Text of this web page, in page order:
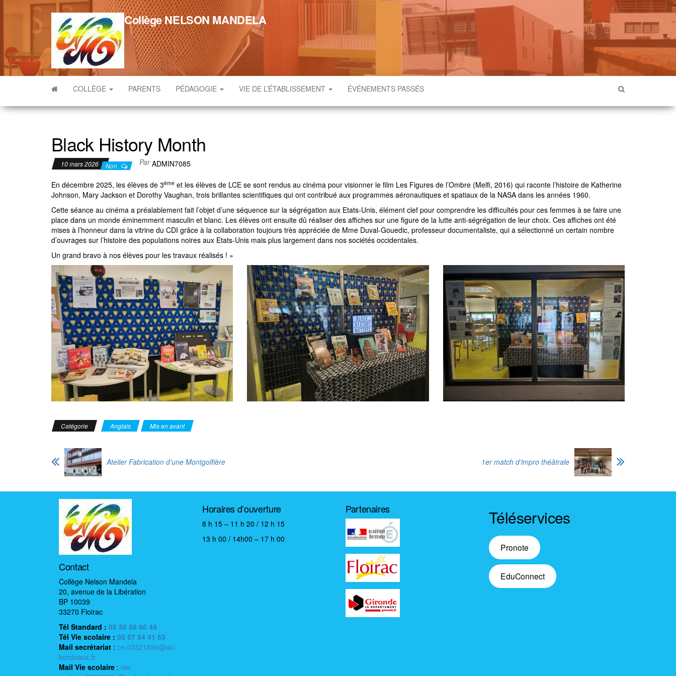
Collège NELSON MANDELA
COLLÈGE PARENTS PÉDAGOGIE VIE DE L’ÉTABLISSEMENT ÉVÉNEMENTS PASSÉS
Black History Month
10 mars 2026 Non ParADMIN7085
En décembre 2025, les élèves de 3ème et les élèves de LCE se sont rendus au cinéma pour visionner le film Les Figures de l’Ombre (Melfi, 2016) qui raconte l’histoire de Katherine
Johnson, Mary Jackson et Dorothy Vaughan, trois brillantes scientifiques qui ont contribué aux programmes aéronautiques et spatiaux de la NASA dans les années 1960.
Cette séance au cinéma a préalablement fait l’objet d’une séquence sur la ségrégation aux Etats-Unis, élément clef pour comprendre les difficultés pour ces femmes à se faire une
place dans un monde éminemment masculin et blanc. Les élèves ont ensuite dû réaliser des affiches sur une figure de la lutte anti-ségrégation de leur choix. Ces affiches ont été
mises à l’honneur dans la vitrine du CDI grâce à la collaboration toujours très appréciée de Mme Duval-Gouedic, professeur documentaliste, qui a sélectionné un certain nombre
d’ouvrages sur l’histoire des populations noires aux Etats-Unis mais plus largement dans nos sociétés occidentales.
Un grand bravo à nos élèves pour les travaux réalisés ! »
Catégorie Anglais Mis en avant
Atelier Fabrication d’une Montgolfière 1er match d’impro théâtrale
Contact
Collège Nelson Mandela
20, avenue de la Libération
BP 10039
33270 Floirac
Tél Standard : 05 56 86 60 44
Tél Vie scolaire : 05 57 54 41 53
Mail secrétariat : ce.0332189a@ac-
bordeaux.fr
Mail Vie scolaire : vie-
Horaires d’ouverture
8 h 15 – 11 h 20 / 12 h 15
13 h 00 / 14h00 – 17 h 00
Partenaires Téléservices
Pronote
EduConnect